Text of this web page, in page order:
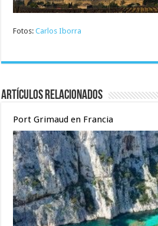
Fotos:Carlos Iborra
Artículos relacionados
Port Grimaud en Francia